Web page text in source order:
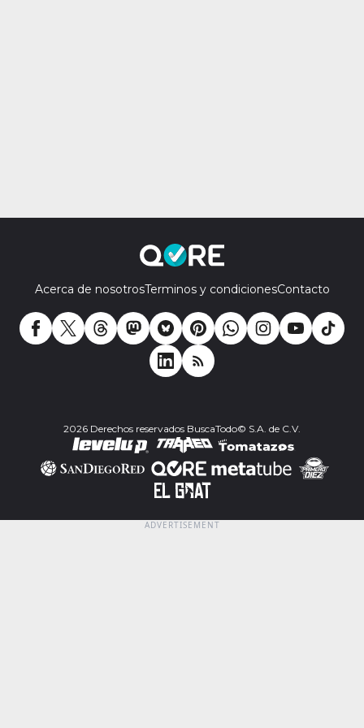
Acerca de nosotrosTerminos y condicionesContacto
2026 Derechos reservados BuscaTodo© S.A. de C.V.